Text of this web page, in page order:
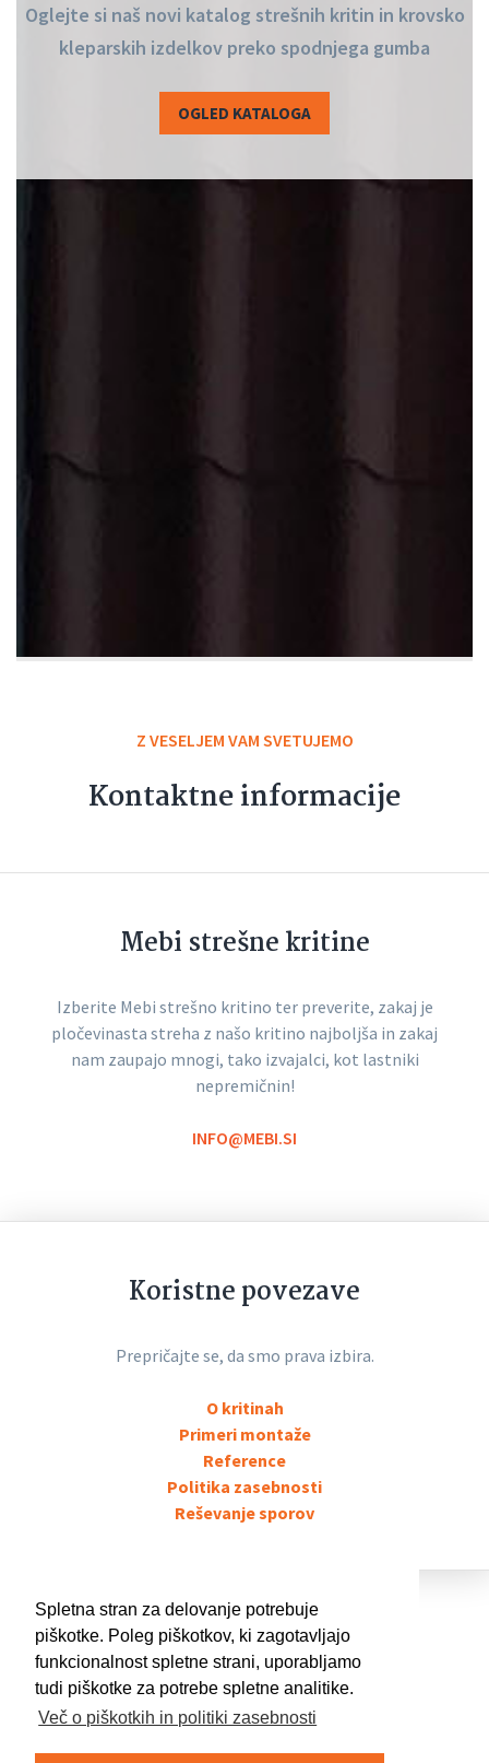
Spletna stran za delovanje potrebuje
piškotke. Poleg piškotkov, ki zagotavljajo
funkcionalnost spletne strani, uporabljamo
tudi piškotke za potrebe spletne analitike.
Več o piškotkih in politiki zasebnosti
Oglejte si naš novi katalog strešnih kritin in krovsko
kleparskih izdelkov preko spodnjega gumba
OGLED KATALOGA
Z VESELJEM VAM SVETUJEMO
Kontaktne informacije
Mebi strešne kritine
Izberite Mebi strešno kritino ter preverite, zakaj je
pločevinasta streha z našo kritino najboljša in zakaj
nam zaupajo mnogi, tako izvajalci, kot lastniki
nepremičnin!
INFO@MEBI.SI
Koristne povezave
Prepričajte se, da smo prava izbira.
O kritinah
Primeri montaže
Reference
Politika zasebnosti
Reševanje sporov
Kontaktirajte nas
03 700 17 07
040 293 770
Pon - Pet od 8:00 do 16:00